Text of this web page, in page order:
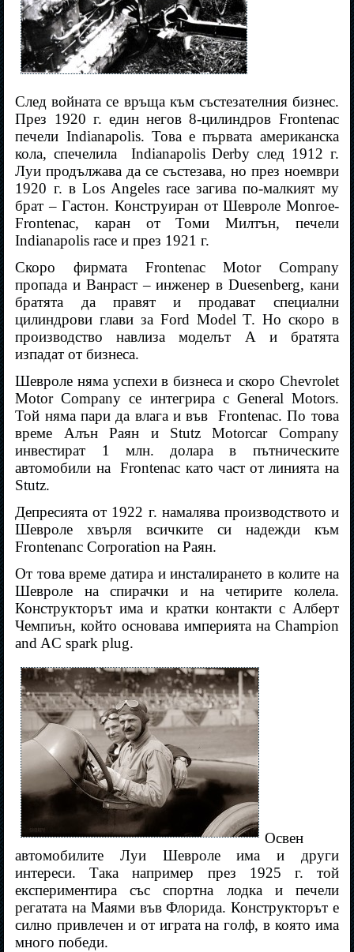
След войната се връща към състезателния бизнес.
През 1920 г. един негов 8-цилиндров Frontenac
печели Indianapolis. Това е първата американска
кола, спечелила
Indianapolis Derby след 1912 г.
Луи продължава да се състезава, но през ноември
1920 г. в Los Angeles race загива по-малкият му
брат – Гастон. Конструиран от Шевроле Monroe-
Frontenac, каран от Томи Милтън, печели
Indianapolis race и през 1921 г.
Скоро фирмата Frontenac Motor Company
пропада и Ванраст – инженер в Duesenberg, кани
братята да правят и продават специални
цилиндрови глави за Ford Model T. Но скоро в
производство навлиза моделът А и братята
изпадат от бизнеса.
Шевроле няма успехи в бизнеса и скоро Chevrolet
Motor Company се интегрира с General Motors.
Той няма пари да влага и във
Frontenac. По това
време Алън Раян и Stutz Motorcar Company
инвестират 1 млн. долара в пътническите
автомобили на Frontenac като част от линията на
Stutz.
Депресията от 1922 г. намалява производството и
Шевроле хвърля всичките си надежди към
Frontenanc Corporation на Раян.
От това време датира и инсталирането в колите на
Шевроле на спирачки и на четирите колела.
Конструкторът има и кратки контакти с Алберт
Чемпиън, който основава империята на Champion
and AC spark plug.
Освен
автомобилите Луи Шевроле има и други
интереси. Така например през 1925 г. той
експериментира със спортна лодка и печели
регатата на Маями във Флорида. Конструкторът е
силно привлечен и от играта на голф, в която има
много победи.